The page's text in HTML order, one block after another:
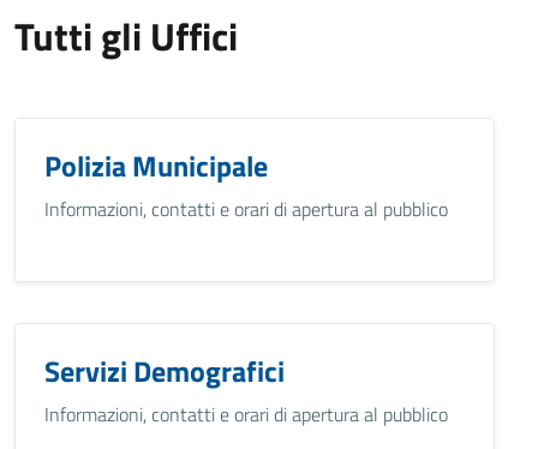
Tutti gli Uffici
Polizia Municipale
Informazioni, contatti e orari di apertura al pubblico
Servizi Demografici
Informazioni, contatti e orari di apertura al pubblico